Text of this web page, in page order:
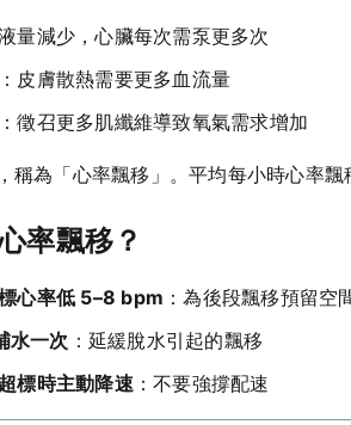
液量減少，心臟每次需泵更多次
：皮膚散熱需要更多血流量
：徵召更多肌纖維導致氧氣需求增加
稱為「心率飄移」。平均每小時心率飄
率飄移？
心率低 5–8 bpm ：為後段飄移預留空
水一次 ：延緩脫水引起的飄移
標時主動降速 ：不要強撐配速